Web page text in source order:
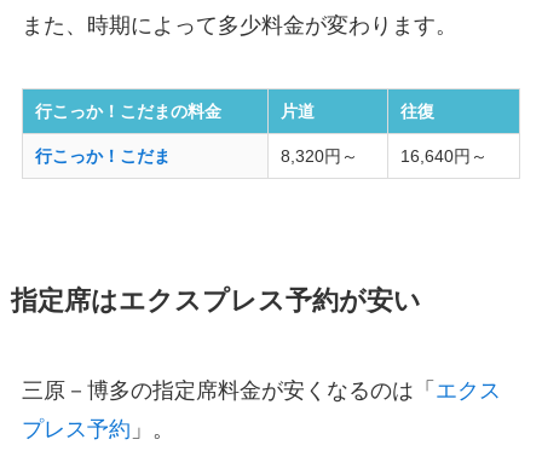
また、時期によって多少料金が変わります。
行こっか！こだまの料金 片道 往復
行こっか！こだま 8,320円～ 16,640円～
指定席はエクスプレス予約が安い
三原－博多の指定席料金が安くなるのは「 エクス
プレス予約 」。